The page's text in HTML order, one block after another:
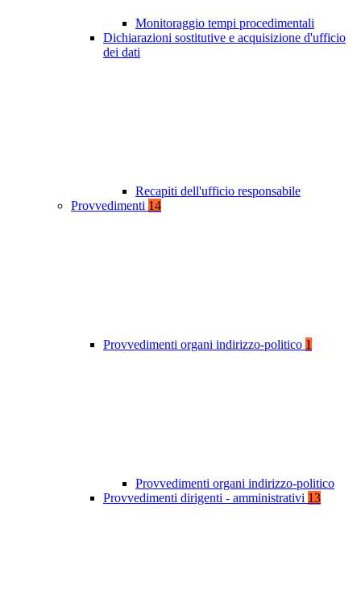
Monitoraggio tempi procedimentali
Dichiarazioni sostitutive e acquisizione d'ufficio
dei dati
Recapiti dell'ufficio responsabile
Provvedimenti 14
Provvedimenti organi indirizzo-politico 1
Provvedimenti organi indirizzo-politico
Provvedimenti dirigenti - amministrativi 13